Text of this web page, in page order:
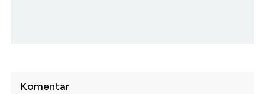
Komentar